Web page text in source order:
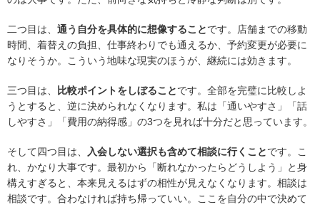
二つ目は、 通う自分を具体的に想像することです。店舗までの移動
時間、着替えの負担、仕事終わりでも通えるか、予約変更が必要に
なりそうか。こういう地味な現実のほうが、継続には効きます。
三つ目は、 比較ポイントをしぼることです。全部を完璧に比較しよ
うとすると、逆に決められなくなります。私は「通いやすさ」「話
しやすさ」「費用の納得感」の3つを見れば十分だと思っています。
そして四つ目は、 入会しない選択も含めて相談に行くことです。こ
れ、かなり大事です。最初から「断れなかったらどうしよう」と身
構えすぎると、本来見えるはずの相性が見えなくなります。相談は
相談です。合わなければ持ち帰っていい。ここを自分の中で決めて